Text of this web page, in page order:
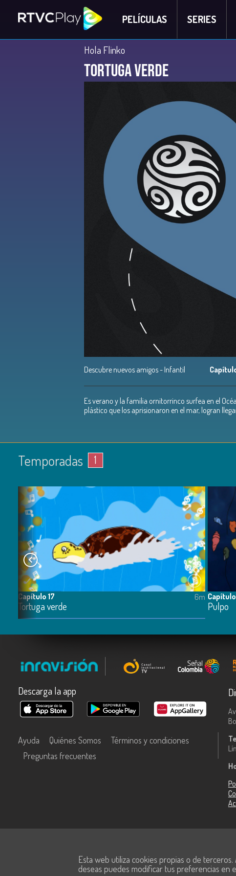
PELÍCULAS SERIES
Hola Flinko
Tortuga verde
Descubre nuevos amigos - Infantil
Es verano y la familia ornitorrinco surfea en el
plástico que los aprisionaron en el mar, logran
Temporadas 1
Capítulo 17
Tortuga verde
6m Capítulo
Pulpo
Descarga la app
Ayuda Quiénes Somos
Términos y condiciones
Preguntas frecuentes
Información y las Comunicaciones de MinTic.
Esta web utiliza cookies propias o de
deseas puedes modificar tus preferencias en